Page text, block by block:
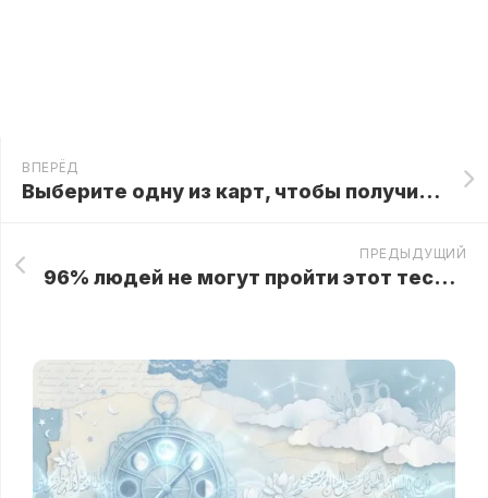
ВПЕРЁД
Выберите одну из карт, чтобы получить ключ к счастливой жизни
ПРЕДЫДУЩИЙ
96% людей не могут пройти этот тест самостоятельно